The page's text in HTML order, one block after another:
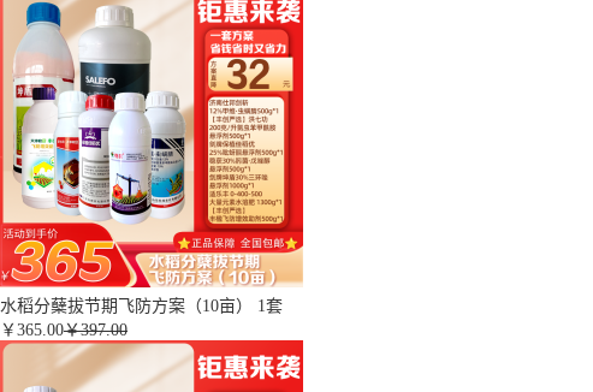
水稻分蘖拔节期飞防方案（10亩） 1套
￥ 365.00￥397.00